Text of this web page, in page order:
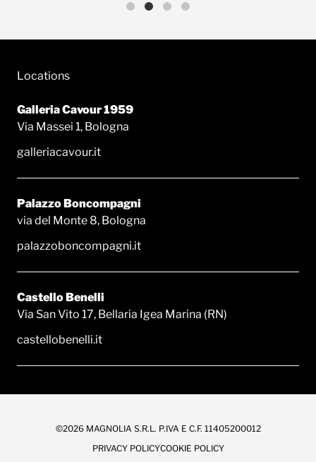
Locations
Galleria Cavour 1959
Via Massei 1, Bologna
galleriacavour.it
Palazzo Boncompagni
via del Monte 8, Bologna
palazzoboncompagni.it
Castello Benelli
Via San Vito 17, Bellaria Igea Marina (RN)
castellobenelli.it
©2026 MAGNOLIA S.R.L. P.IVA E C.F. 11405200012
PRIVACY POLICYCOOKIE POLICY